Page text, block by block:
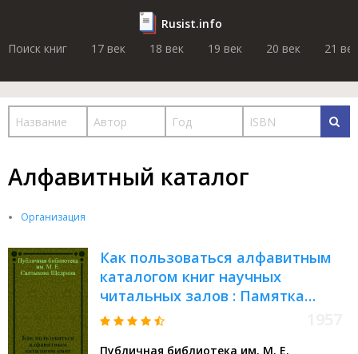
Rusist.info
Поиск книг
17 век 18 век 19 век 20 век 21 век
Алфавитный каталог
Организация
Как пользоваться алфавитным
каталогом книг научных
читальных залов : Памятка
читателю
Публичная библиотека им. М. Е.